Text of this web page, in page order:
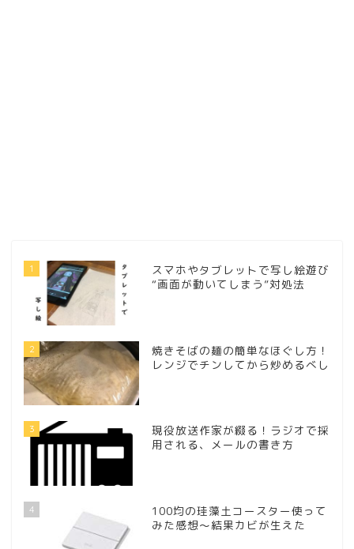
1
スマホやタブレットで写し絵遊び
“画面が動いてしまう”対処法
2
焼きそばの麺の簡単なほぐし方！
レンジでチンしてから炒めるべし
3
現役放送作家が綴る！ラジオで採
用される、メールの書き方
4
100均の珪藻土コースター使って
みた感想～結果カビが生えた